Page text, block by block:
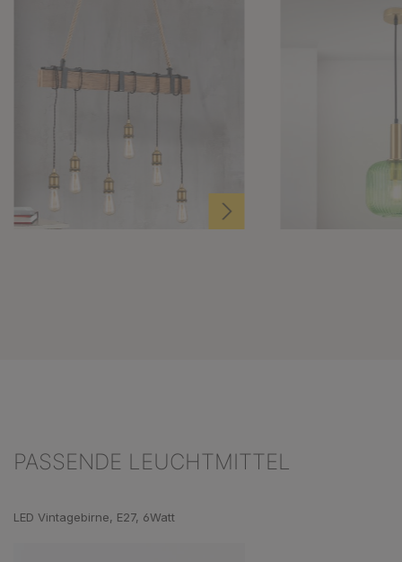
PASSENDE LEUCHTMITTEL
LED Vintagebirne, E27, 6Watt